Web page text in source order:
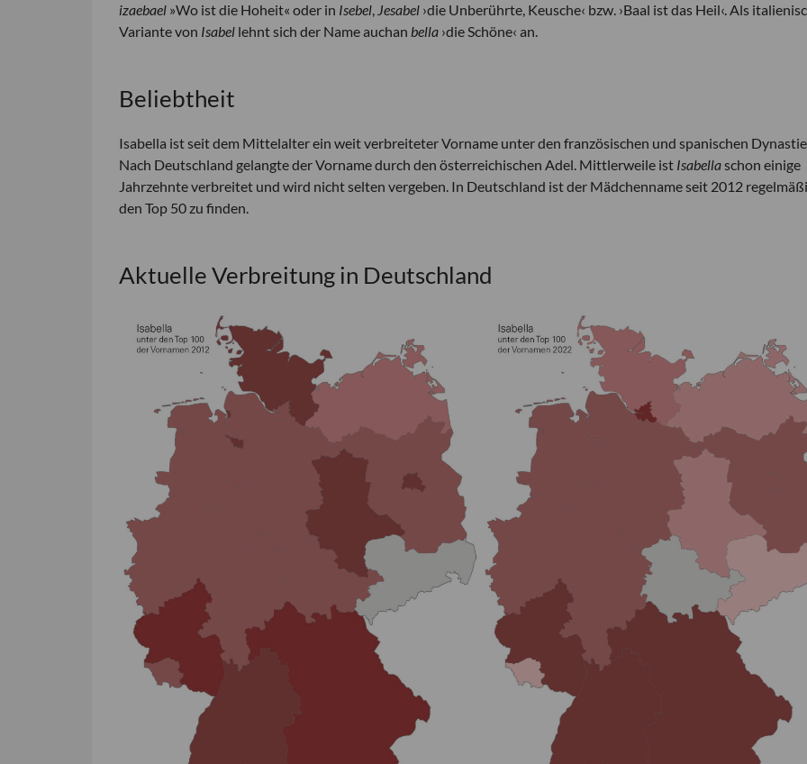
izaebael »Wo ist die Hoheit« oder in Isebel, Jesabel ›die Unberührte, Keusche‹ bzw. ›Baal ist das Heil‹. Als
Variante von Isabel lehnt sich der Name auchan bella ›die Schöne‹ an.
Beliebtheit
Isabella ist seit dem Mittelalter ein weit verbreiteter Vorname unter den französischen und spanischen
Nach Deutschland gelangte der Vorname durch den österreichischen Adel. Mittlerweile ist Isabellaschon einige
Jahrzehnte verbreitet und wird nicht selten vergeben. In Deutschland ist der Mädchenname seit 2012
den Top 50 zu finden.
Aktuelle Verbreitung in Deutschland